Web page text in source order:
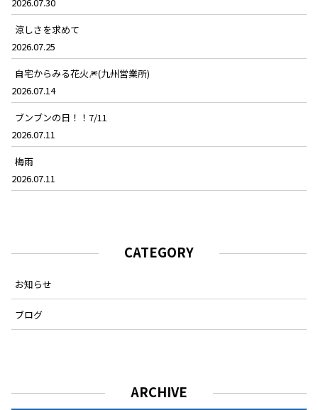
涼しさを求めて
2026.07.25
自宅からみる花火🎆(九州営業所)
2026.07.14
ブンブンの日！！7/11
2026.07.11
梅雨
2026.07.11
CATEGORY
お知らせ
ブログ
ARCHIVE